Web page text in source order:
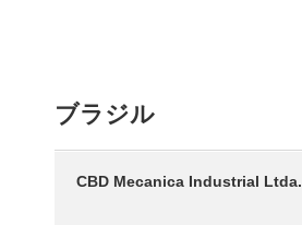
ブラジル
CBD Mecanica Industrial Ltda.